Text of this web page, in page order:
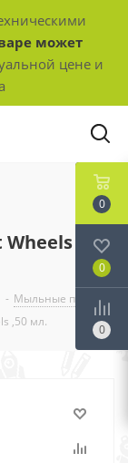
может
цене и
,50
- Мыльные пузыри
,50 мл.
0
0
0